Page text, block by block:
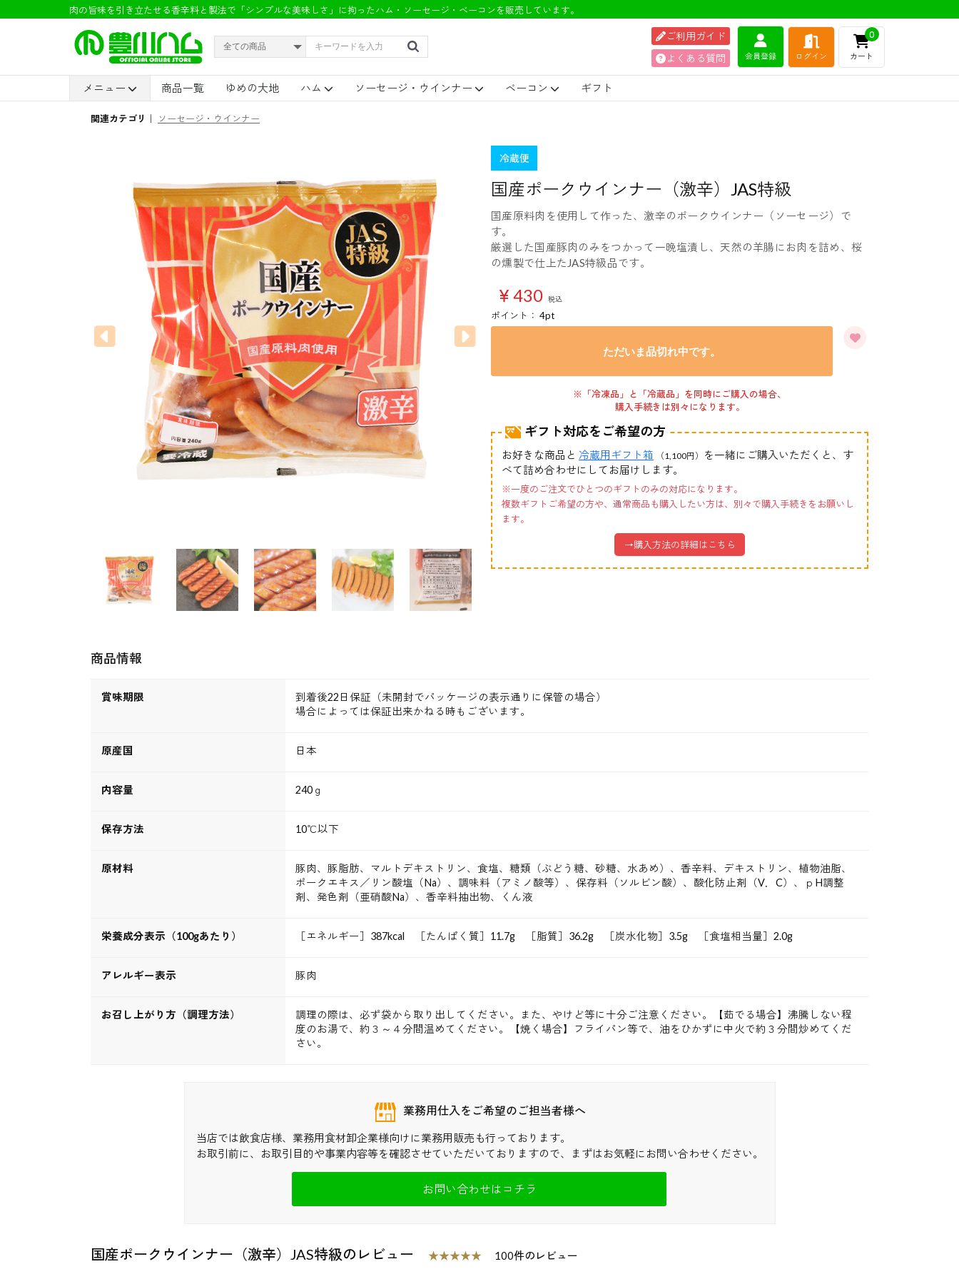
肉の旨味を引き立たせる香辛料と製法で「シンプルな美味しさ」に拘ったハム・ソーセージ・ベーコンを販売しています。
ご利用ガイド
よくある質問
会員登録 ログイン
0
カート
メニュー 商品一覧 ゆめの大地 ハム ソーセージ・ウインナー ベーコン ギフト
関連カテゴリ ソーセージ・ウインナー
冷蔵便
国産ポークウインナー（激辛）JAS特級
国産原料肉を使用して作った、激辛のポークウインナー（ソーセージ）で
す。
厳選した国産豚肉のみをつかって一晩塩漬し、天然の羊腸にお肉を詰め、桜
の燻製で仕上たJAS特級品です。
￥430 税込
ポイント： 4pt
ただいま品切れ中です。
※「冷凍品」と「冷蔵品」を同時にご購入の場合、
購入手続きは別々になります。
ギフト対応をご希望の方
お好きな商品と 冷蔵用ギフト箱 （1,100円）
を一緒にご購入いただくと、す
べて詰め合わせにしてお届けします。
※一度のご注文でひとつのギフトのみの対応になります。
複数ギフトご希望の方や、通常商品も購入したい方は、別々で購入手続きをお願いし
ます。
→購入方法の詳細はこちら
商品情報
賞味期限
到着後22日保証（未開封でパッケージの表示通りに保管の場合）
場合によっては保証出来かねる時もございます。
原産国 日本
内容量 240ｇ
保存方法 10℃以下
原材料
豚肉、豚脂肪、マルトデキストリン、食塩、糖類（ぶどう糖、砂糖、水あめ）、香辛料、デキストリン、植物油脂、
ポークエキス／リン酸塩（Na）、調味料（アミノ酸等）、保存料（ソルビン酸）、酸化防止剤（V．C）、ｐH調整
剤、発色剤（亜硝酸Na）、香辛料抽出物、くん液
栄養成分表示（100gあたり） ［エネルギー］387kcal ［たんぱく質］11.7g ［脂質］36.2g ［炭水化物］3.5g ［食塩相当量］2.0g
アレルギー表示 豚肉
お召し上がり方（調理方法）
調理の際は、必ず袋から取り出してください。また、やけど等に十分ご注意ください。【茹でる場合】沸騰しない程
度のお湯で、約３～４分間温めてください。【焼く場合】フライパン等で、油をひかずに中火で約３分間炒めてくだ
さい。
業務用仕入をご希望のご担当者様へ
当店では飲食店様、業務用食材卸企業様向けに業務用販売も行っております。
お取引前に、お取引目的や事業内容等を確認させていただいておりますので、まずはお気軽にお問い合わせください。
お問い合わせはコチラ
国産ポークウインナー（激辛）JAS特級のレビュー ★★★★★ 100件のレビュー